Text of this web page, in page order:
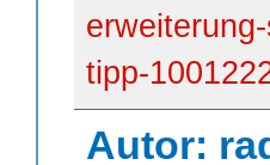
tipp-
Autor: